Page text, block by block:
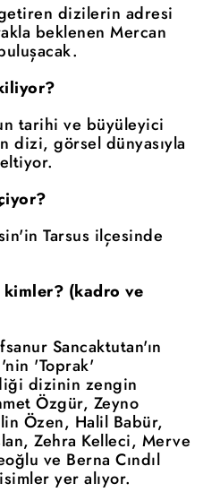
dizilerin adresi
beklenen Mercan
tarihi ve büyüleyici
dizi, görsel dünyasıyla
Tarsus ilçesinde
kimler? (kadro ve
Sancaktutan'ın
'Toprak'
dizinin zengin
Özgür, Zeyno
Özen, Halil Babür,
Zehra Kelleci, Merve
ve Berna Cındıl
yer alıyor.